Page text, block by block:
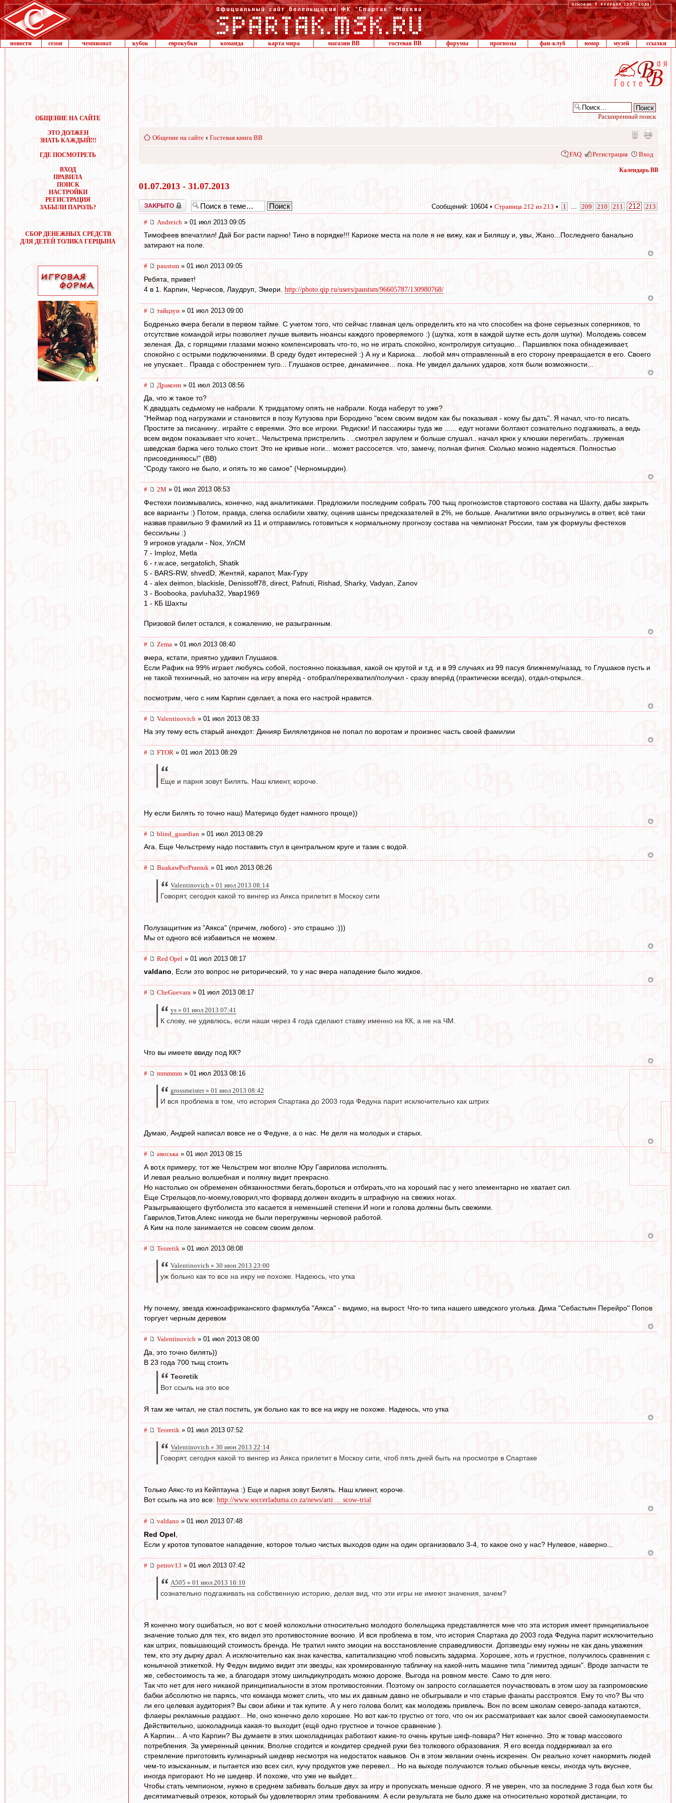
новости сезон чемпионат кубок еврокубки команда карта мира магазин ВВ гостевая ВВ форумы прогнозы фан-клуб юмор музей ссылки
ОБЩЕНИЕ НА САЙТЕ
ЭТО ДОЛЖЕН
ЗНАТЬ КАЖДЫЙ!!!
ГДЕ ПОСМОТРЕТЬ
ВХОД
ПРАВИЛА
ПОИСК
НАСТРОЙКИ
РЕГИСТРАЦИЯ
ЗАБЫЛИ ПАРОЛЬ?
СБОР ДЕНЕЖНЫХ СРЕДСТВ
ДЛЯ ДЕТЕЙ ТОЛИКА ГЕРЦЫНА
Расширенный поиск
Общение на сайте ‹ Гостевая книга ВВ
FAQ Регистрация Вход
Календарь ВВ
01.07.2013 - 31.07.2013
Закрыто Сообщений: 10604 • Страница 212 из 213 • 1 209 210 211 212 213
# Andreich » 01 июл 2013 09:05
Тимофеев впечатлил! Дай Бог расти парню! Тино в порядке!!! Кариоке места на поле я не вижу, как и Биляшу и, увы, Жано...Последнего банально
затирают на поле.
# paustsm » 01 июл 2013 09:05
Ребята, привет!
4 в 1. Карпин, Черчесов, Лаудруп, Эмери. http://photo.qip.ru/users/paustsm/96605787/130980768/
# тайцзун » 01 июл 2013 09:00
Бодренько вчера бегали в первом тайме. С учетом того, что сейчас главная цель определить кто на что способен на фоне серьезных соперников, то
отсутствие командой игры позволяет лучше выявить нюансы каждого проверяемого :) (шутка, хотя в каждой шутке есть доля шутки). Молодежь совсем
зеленая. Да, с горящими глазами можно компенсировать что-то, но не играть спокойно, контролируя ситуацию... Паршивлюк пока обнадеживает,
спокойно с острыми подключениями. В среду будет интересней :) А ну и Кариока... любой мяч отправленный в его сторону превращается в его. Своего
не упускает... Правда с обострением туго... Глушаков острее, динамичнее... пока. Не увидел дальних ударов, хотя были возможности...
# Драконн » 01 июл 2013 08:56
Да, что ж такое то?
К двадцать седьмому не набрали. К тридцатому опять не набрали. Когда наберут то уже?
"Неймар под нагрузками и становится в позу Кутузова при Бородино "всем своим видом как бы показывая - кому бы дать". Я начал, что-то писать.
Простите за писанину.. играйте с евреями. Это все игроки. Редиски! И пассажиры туда же ...... едут ногами болтают сознательно подгаживать, а ведь
всем видом показывает что хочет... Чельстрема пристрелить . ..смотрел зарулем и больше слушал.. начал крюк у клюшки перегибать...груженая
шведская баржа чего только стоит. Это не кривые ноги... может рассосется. что, замечу, полная фигня. Сколько можно надеяться. Полностью
присоединяюсь!" (ВВ)
"Сроду такого не было, и опять то же самое" (Черномырдин).
# 2M » 01 июл 2013 08:53
Фестехи поизмывались, конечно, над аналитиками. Предложили последним собрать 700 тыщ прогнозистов стартового состава на Шахту, дабы закрыть
все варианты :) Потом, правда, слегка ослабили хватку, оценив шансы предсказателей в 2%, не больше. Аналитики вяло огрызнулись в ответ, всё таки
назвав правильно 9 фамилий из 11 и отправились готовиться к нормальному прогнозу состава на чемпионат России, там уж формулы фестехов
бессильны :)
9 игроков угадали - Nox, УлСМ
7 - Imploz, Metla
6 - r.w.ace, sergatolich, Shatik
5 - BARS-RW, shvedD, Жентяй, карапот, Мак-Гуру
4 - alex deimon, blackisle, Denissoff78, direct, Pafnuti, Rishad, Sharky, Vadyan, Zanov
3 - Boobooka, pavluha32, Увар1969
1 - КБ Шахты
Призовой билет остался, к сожалению, не разыгранным.
# Zema » 01 июл 2013 08:40
вчера, кстати, приятно удивил Глушаков.
Если Рафик на 99% играет любуясь собой, постоянно показывая, какой он крутой и т.д. и в 99 случаях из 99 пасуя ближнему/назад, то Глушаков пусть и
не такой техничный, но заточен на игру вперёд - отобрал/перехватил/получил - сразу вперёд (практически всегда), отдал-открылся..
посмотрим, чего с ним Карпин сделает, а пока его настрой нравится.
# Valentinovich » 01 июл 2013 08:33
На эту тему есть старый анекдот: Динияр Билялетдинов не попал по воротам и произнес часть своей фамилии
# FTOR » 01 июл 2013 08:29
Еще и парня зовут Билять. Наш клиент, короче.
Ну если Билять то точно наш) Материцо будет намного проще))
# blind_guardian » 01 июл 2013 08:29
Ага. Еще Чельстрему надо поставить стул в центральном круге и тазик с водой.
# BuakawPorPramuk » 01 июл 2013 08:26
Valentinovich » 01 июл 2013 08:14
Говорят, сегодня какой то вингер из Аякса прилетит в Москоу сити
Полузащитник из "Аякса" (причем, любого) - это страшно :)))
Мы от одного всё избавиться не можем.
# Red Opel » 01 июл 2013 08:17
valdano, Если это вопрос не риторический, то у нас вчера нападение было жидкое.
# CheGuevara » 01 июл 2013 08:17
ys » 01 июл 2013 07:41
К слову, не удивлюсь, если наши через 4 года сделают ставку именно на КК, а не на ЧМ.
Что вы имеете ввиду под КК?
# mmmmm » 01 июл 2013 08:16
grossmeister » 01 июл 2013 08:42
И вся проблема в том, что история Спартака до 2003 года Федуна парит исключительно как штрих
Думаю, Андрей написал вовсе не о Федуне, а о нас. Не деля на молодых и старых.
# авоська » 01 июл 2013 08:15
А вот,к примеру, тот же Чельстрем мог вполне Юру Гаврилова исполнять.
И левая реально волшебная и поляну видит прекрасно.
Но настолько он обременен обязанностями бегать,бороться и отбирать,что на хороший пас у него элементарно не хватает сил.
Еще Стрельцов,по-моему,говорил,что форвард должен входить в штрафную на свежих ногах.
Разыгрывающего футболиста это касается в неменьшей степени.И ноги и голова должны быть свежими.
Гаврилов,Титов,Алекс никогда не были перегружены черновой работой.
А Ким на поле занимается не совсем своим делом.
# Teoretik » 01 июл 2013 08:08
Valentinovich » 30 июн 2013 23:00
уж больно как то все на икру не похоже. Надеюсь, что утка
Ну почему, звезда южноафриканского фармклуба "Аякса" - видимо, на вырост. Что-то типа нашего шведского уголька. Дима "Себастьян Перейро" Попов
торгует черным деревом
# Valentinovich » 01 июл 2013 08:00
Да, это точно билять))
В 23 года 700 тыщ стоить
Teoretik
Вот ссыль на это все
Я там же читал, не стал постить, уж больно как то все на икру не похоже. Надеюсь, что утка
# Teoretik » 01 июл 2013 07:52
Valentinovich » 30 июн 2013 22:14
Говорят, сегодня какой то вингер из Аякса прилетит в Москоу сити, чтоб пять дней быть на просмотре в Спартаке
Только Аякс-то из Кейптауна :) Еще и парня зовут Билять. Наш клиент, короче.
Вот ссыль на это все: http://www.soccerladuma.co.za/news/arti ... scow-trial
# valdano » 01 июл 2013 07:48
Red Opel
Если у кротов туповатое нападение, которое только чистых выходов один на один организовало 3-4, то какое оно у нас? Нулевое, наверно...
# petrov13 » 01 июл 2013 07:42
A505 » 01 июл 2013 16:10
сознательно подгаживать на собственную историю, делая вид, что эти игры не имеют значения, зачем?
Я конечно могу ошибаться, но вот с моей колокольни относительно молодого болельщика представляется мне что эта история имеет принципиальное
значение только для тех, кто видел это противостояние воочию. И вся проблема в том, что история Спартака до 2003 года Федуна парит исключительно
как штрих, повышающий стоимость бренда. Не тратил никто эмоции на восстановление справедливости. Допзвезды ему нужны не как дань уважения
тем, кто эту дырку драл. А исключительно как знак качества, капитализацию чтоб повысить задарма. Хорошее, хоть и грустное, получилось сравнения с
коньячной этикеткой. Ну Федун видимо видит эти звезды, как хромированную табличку на какой-нить машине типа "лимитед эдишн". Вроде запчасти те
же, себестоимость та же, а благодаря этому шильдикупродать можно дороже. Выгода на ровном месте. Само то для него.
Так что нет для него никакой принципиальности в этом противостоянии. Поэтому он запросто соглашается поучаствовать в этом шоу за газпромовские
бабки абсолютно не парясь, что команда может слить, что мы их давным давно не обыгрывали и что старые фанаты расстроятся. Ему то что? Вы что
ли его целевая аудитория? Вы свои абики и так купите. А у него голова болит, как молодежь привлечь. Вон по всем школам северо-запада катаются,
флаеры рекламные раздают... Не, оно конечно дело хорошее. Но вот как-то грустно от того, что он их рассматривает как залог своей самоокупаемости.
Действительно, шоколадница какая-то выходит (ещё одно грустное и точное сравнение ).
А Карпин... А что Карпин? Вы думаете в этих шоколадницах работают какие-то очень крутые шеф-повара? Нет конечно. Это ж товар массового
потребления. За умеренный ценник. Вполне сгодится и кондитер средней руки без толкового образования. Я его всегда поддерживал за его
стремление приготовить кулинарный шедевр несмотря на недостаток навыков. Он в этом желании очень искренен. Он реально хочет накормить людей
чем-то изысканным, и пытается изо всех сил, кучу продуктов уже перевел... Но на выходе получаются только обычные кексы, иногда чуть вкуснее,
иногда пригорают. Но не шедевр. И похоже, что уже не выйдет...
Чтобы стать чемпионом, нужно в среднем забивать больше двух за игру и пропускать меньше одного. Я не уверен, что за последние 3 года был хотя бы
десятиматчевый отрезок, который бы удовлетворял этим требованиям. А если результата не было даже на относительно короткой дистанции, то